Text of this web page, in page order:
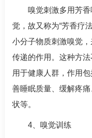
嗅觉刺激多用芳
觉，故又称为“芳香疗
小分子物质刺激嗅觉
传递的作用。这种方
用于健康人群，作用
善睡眠质量、缓解疼
状等。
4、嗅觉训练